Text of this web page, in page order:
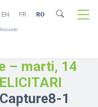
EN FR RO
– marti, 14
Capture8-1